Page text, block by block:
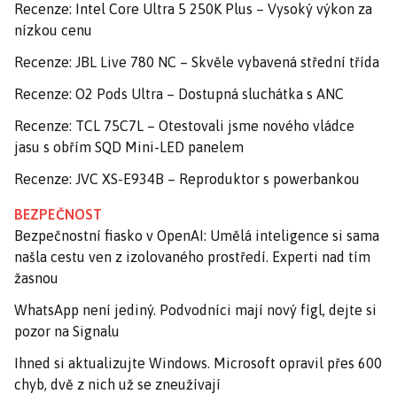
Recenze: Intel Core Ultra 5 250K Plus – Vysoký výkon za
nízkou cenu
Recenze: JBL Live 780 NC – Skvěle vybavená střední třída
Recenze: O2 Pods Ultra – Dostupná sluchátka s ANC
Recenze: TCL 75C7L – Otestovali jsme nového vládce
jasu s obřím SQD Mini-LED panelem
Recenze: JVC XS-E934B – Reproduktor s powerbankou
BEZPEČNOST
Bezpečnostní fiasko v OpenAI: Umělá inteligence si sama
našla cestu ven z izolovaného prostředí. Experti nad tím
žasnou
WhatsApp není jediný. Podvodníci mají nový fígl, dejte si
pozor na Signalu
Ihned si aktualizujte Windows. Microsoft opravil přes 600
chyb, dvě z nich už se zneužívají